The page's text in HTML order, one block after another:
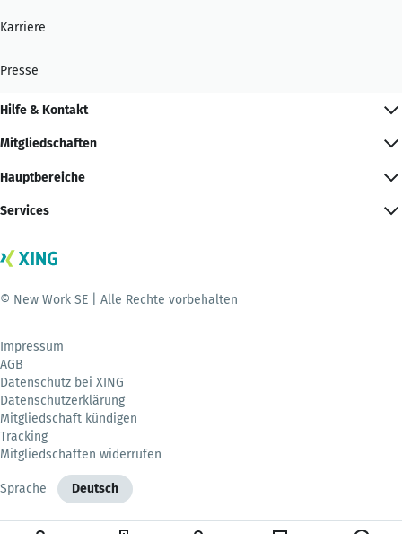
Karriere
Presse
Hilfe & Kontakt
Mitgliedschaften
Hauptbereiche
Services
© New Work SE | Alle Rechte vorbehalten
Impressum
AGB
Datenschutz bei XING
Datenschutzerklärung
Mitgliedschaft kündigen
Tracking
Mitgliedschaften widerrufen
Sprache Deutsch